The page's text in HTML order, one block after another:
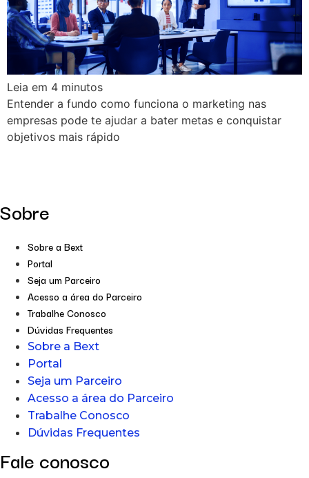
Leia em 4 minutos
Entender a fundo como funciona o marketing nas
empresas pode te ajudar a bater metas e conquistar
objetivos mais rápido
Sobre
Sobre a Bext
Portal
Seja um Parceiro
Acesso a área do Parceiro
Trabalhe Conosco
Dúvidas Frequentes
Sobre a Bext
Portal
Seja um Parceiro
Acesso a área do Parceiro
Trabalhe Conosco
Dúvidas Frequentes
Fale conosco